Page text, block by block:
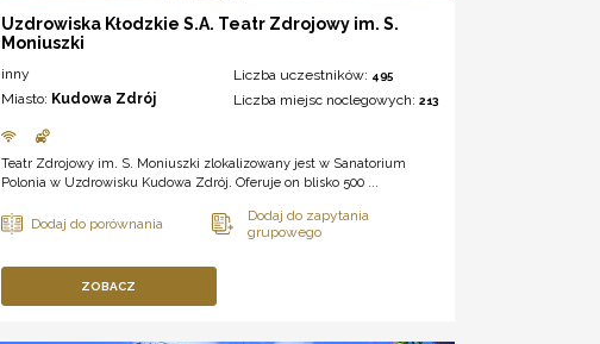
Uzdrowiska Kłodzkie S.A. Teatr Zdrojowy im. S.
Moniuszki
inny
Miasto: Kudowa Zdrój
Liczba uczestników: 495
Liczba miejsc noclegowych: 213
Teatr Zdrojowy im. S. Moniuszki zlokalizowany jest w Sanatorium
Polonia w Uzdrowisku Kudowa Zdrój. Oferuje on blisko 500 ...
ZOBACZ